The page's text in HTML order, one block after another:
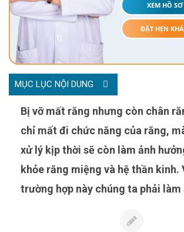
XEM HỒ SƠ
ĐẶT HẸN
MỤC LỤC NỘI DUNG
Bị vỡ mất răng nhưng còn chân răng không
chỉ mất đi chức năng của răng,
xử lý kịp thời sẽ còn làm ảnh
khỏe răng miệng và hệ thần kinh.
trường hợp này chúng ta phải làm